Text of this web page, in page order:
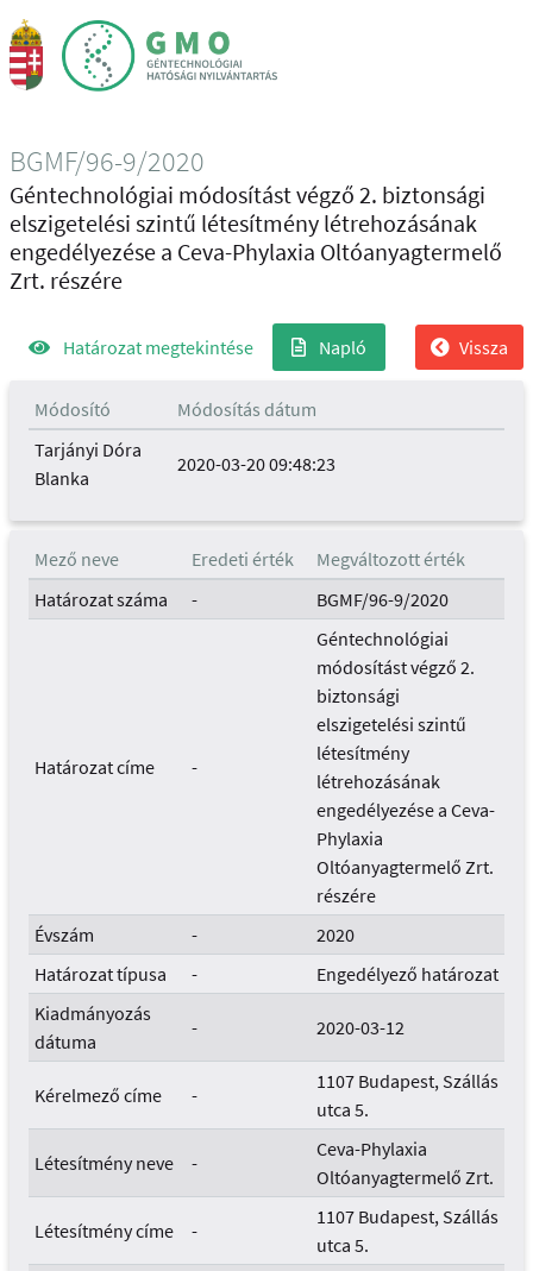
BGMF/96-9/2020
Géntechnológiai módosítást végző 2. biztonsági
elszigetelési szintű létesítmény létrehozásának
engedélyezése a Ceva-Phylaxia Oltóanyagtermelő
Zrt. részére
Határozat megtekintése Napló Vissza
Módosító
Módosítás dátum
Tarjányi Dóra
Blanka
2020-03-20 09:48:23
Mező neve Eredeti érték
Megváltozott érték
Határozat száma
- BGMF/96-9/2020
Határozat címe -
Géntechnológiai
módosítást végző 2.
biztonsági
elszigetelési szintű
létesítmény
létrehozásának
engedélyezése a Ceva-
Phylaxia
Oltóanyagtermelő Zrt.
részére
Évszám
-
2020
Határozat típusa
-
Engedélyező határozat
Kiadmányozás
dátuma
- 2020-03-12
Kérelmező címe -
1107 Budapest, Szállás
utca 5.
Létesítmény neve -
Ceva-Phylaxia
Oltóanyagtermelő Zrt.
Létesítmény címe -
1107 Budapest, Szállás
utca 5.